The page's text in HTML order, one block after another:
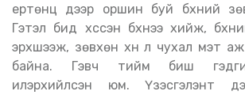
ертөнц дээр оршин буй бүхний
Гэтэл бид хүссэн бүхнээ хийж,
эрхшээж, зөвхөн хүн л чухал мэт
байна. Гэвч тийм биш гэдгийг
илэрхийлсэн юм. Үзэсгэлэнт